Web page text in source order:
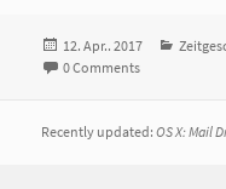
Veröffentlicht
am
12. Apr.. 2017
0 Comments
Recently updated:OS X: Mail